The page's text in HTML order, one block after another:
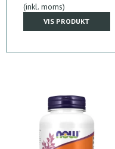
(inkl. moms)
VIS PRODUKT